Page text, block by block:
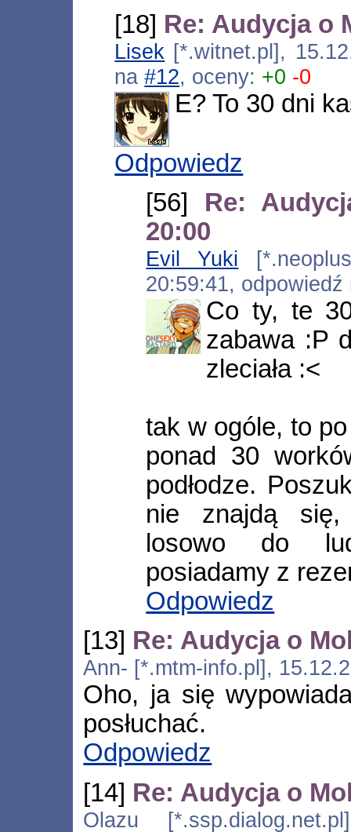
[18] Re: Audycja o
Lisek [*.witnet.pl],
na#12, oceny: +0 -0
E? To 30 dni
Odpowiedz
[56] Re:
20:00
Evil Yuki
20:59:41,
Co ty, te
zabawa :P
zleciała :<
tak w ogóle, to
ponad 30
podłodze.
nie znajdą się,
losowo do
posiadamy z
Odpowiedz
[13] Re: Audycja o
Ann- [*.mtm-info.pl],
Oho, ja się
posłuchać.
Odpowiedz
[14] Re: Audycja o
Olazu